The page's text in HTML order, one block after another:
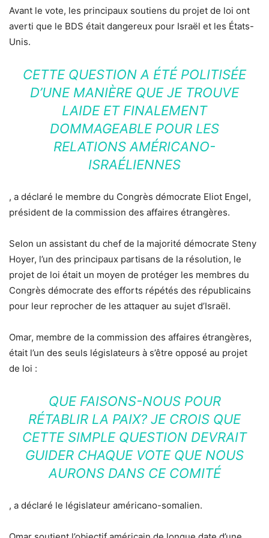
Avant le vote, les principaux soutiens du projet de loi ont
averti que le BDS était dangereux pour Israël et les États-
Unis.
CETTE QUESTION A ÉTÉ POLITISÉE
D’UNE MANIÈRE QUE JE TROUVE
LAIDE ET FINALEMENT
DOMMAGEABLE POUR LES
RELATIONS AMÉRICANO-
ISRAÉLIENNES
, a déclaré le membre du Congrès démocrate Eliot Engel,
président de la commission des affaires étrangères.
Selon un assistant du chef de la majorité démocrate Steny
Hoyer, l’un des principaux partisans de la résolution, le
projet de loi était un moyen de protéger les membres du
Congrès démocrate des efforts répétés des républicains
pour leur reprocher de les attaquer au sujet d’Israël.
Omar, membre de la commission des affaires étrangères,
était l’un des seuls législateurs à s’être opposé au projet
de loi :
QUE FAISONS-NOUS POUR
RÉTABLIR LA PAIX? JE CROIS QUE
CETTE SIMPLE QUESTION DEVRAIT
GUIDER CHAQUE VOTE QUE NOUS
AURONS DANS CE COMITÉ
, a déclaré le législateur américano-somalien.